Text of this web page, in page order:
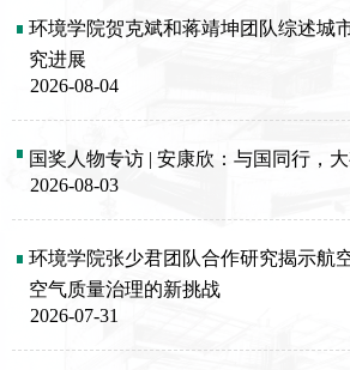
环境学院贺克斌和蒋靖坤团队综述城
究进展
2026-08-04
国奖人物专访 | 安康欣：与国同行，
2026-08-03
环境学院张少君团队合作研究揭示航
空气质量治理的新挑战
2026-07-31